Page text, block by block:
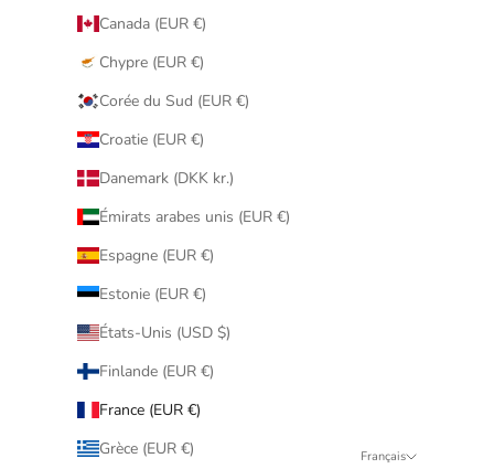
Canada (EUR €)
Chypre (EUR €)
Corée du Sud (EUR €)
Croatie (EUR €)
Danemark (DKK kr.)
Émirats arabes unis (EUR €)
Espagne (EUR €)
Estonie (EUR €)
États-Unis (USD $)
Finlande (EUR €)
France (EUR €)
Grèce (EUR €)
Français